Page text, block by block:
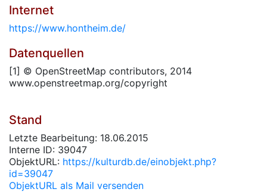
Internet
https://www.hontheim.de/
Datenquellen
[1] © OpenStreetMap contributors, 2014
www.openstreetmap.org/copyright
Stand
Letzte Bearbeitung: 18.06.2015
Interne ID: 39047
ObjektURL: https://kulturdb.de/einobjekt.php?
id=39047
ObjektURL als Mail versenden